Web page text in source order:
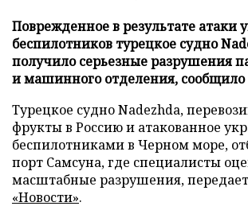
Поврежденное в результате атаки
беспилотников турецкое судно
получило серьезные разрушения
и машинного отделения, сообщило
Турецкое судно Nadezhda,
фрукты в Россию и атакованное
беспилотниками в Черном море,
порт Самсуна, где специалисты
масштабные разрушения, передает
«Новости».